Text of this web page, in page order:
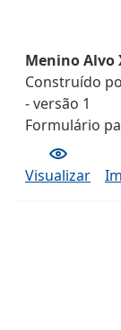
Menino Alvo
Construído
- versão 1
Formulário
Visualizar